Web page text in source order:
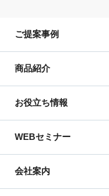
ご提案事例
商品紹介
お役立ち情報
WEBセミナー
会社案内